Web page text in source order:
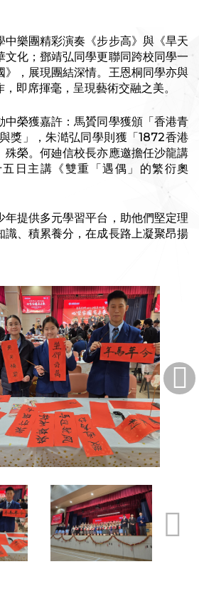
中樂團精彩演奏《步步高》與《旱天
文化；鄧靖弘同學更聯同跨校同學一
》，展現團結深情。王恩桐同學亦與
即席揮毫，呈現藝術交融之美。
中榮獲嘉許：馬贇同學獲頒「香港青
獎」，朱澔弘同學則獲「1872香港
殊榮。何廸信校長亦應邀擔任沙龍講
日主講《雙重「遇偶」的繁衍奧
年提供多元學習平台，助他們堅定理
識、積累養分，在成長路上凝聚昂揚